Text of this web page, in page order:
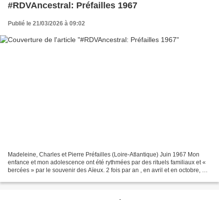
#RDVAncestral: Préfailles 1967
Publié le 21/03/2026 à 09:02
Madeleine, Charles et Pierre Préfailles (Loire-Atlantique) Juin 1967 Mon
enfance et mon adolescence ont été rythmées par des rituels familiaux et «
bercées » par le souvenir des Aïeux. 2 fois par an , en avril et en octobre, ma